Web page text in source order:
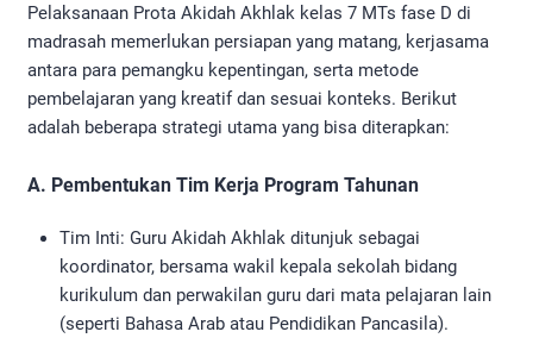
Pelaksanaan Prota Akidah Akhlak kelas 7 MTs fase D di
madrasah memerlukan persiapan yang matang, kerjasama
antara para pemangku kepentingan, serta metode
pembelajaran yang kreatif dan sesuai konteks. Berikut
adalah beberapa strategi utama yang bisa diterapkan:
A. Pembentukan Tim Kerja Program Tahunan
Tim Inti: Guru Akidah Akhlak ditunjuk sebagai
koordinator, bersama wakil kepala sekolah bidang
kurikulum dan perwakilan guru dari mata pelajaran lain
(seperti Bahasa Arab atau Pendidikan Pancasila).